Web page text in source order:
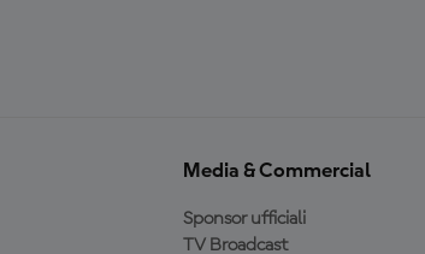
Media & Commercial
Sponsor ufficiali
TV Broadcast